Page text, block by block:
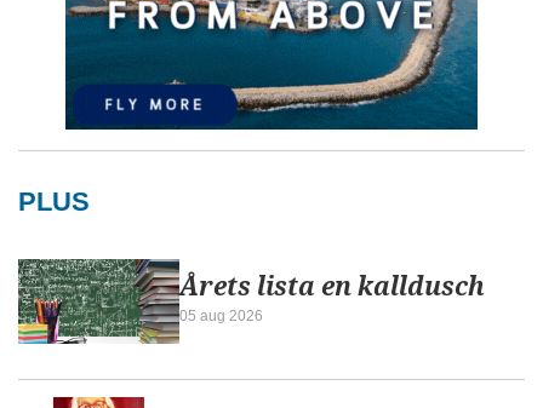
PLUS
Årets lista en kalldusch
05 aug 2026